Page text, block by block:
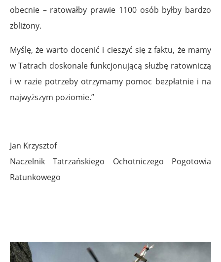
obecnie – ratowałby prawie 1100 osób byłby bardzo
zbliżony.
Myślę, że warto docenić i cieszyć się z faktu, że mamy
w Tatrach doskonale funkcjonującą służbę ratowniczą
i w razie potrzeby otrzymamy pomoc bezpłatnie i na
najwyższym poziomie.”
Jan Krzysztof
Naczelnik Tatrzańskiego Ochotniczego Pogotowia
Ratunkowego